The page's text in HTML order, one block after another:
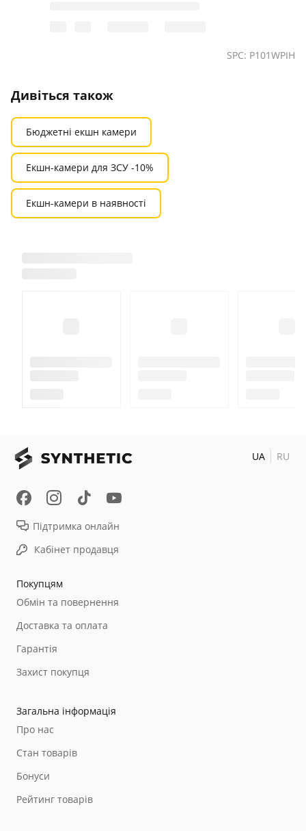
SPC: P101WPIH
Дивіться також
Бюджетні екшн камери
Екшн-камери для ЗСУ -10%
Екшн-камери в наявності
Покупцям
Обмін та повернення
Доставка та оплата
Гарантія
Захист покупця
Загальна інформація
Про нас
Стан товарів
Бонуси
Рейтинг товарів
Підтримка онлайн
Кабінет продавця
UA RU